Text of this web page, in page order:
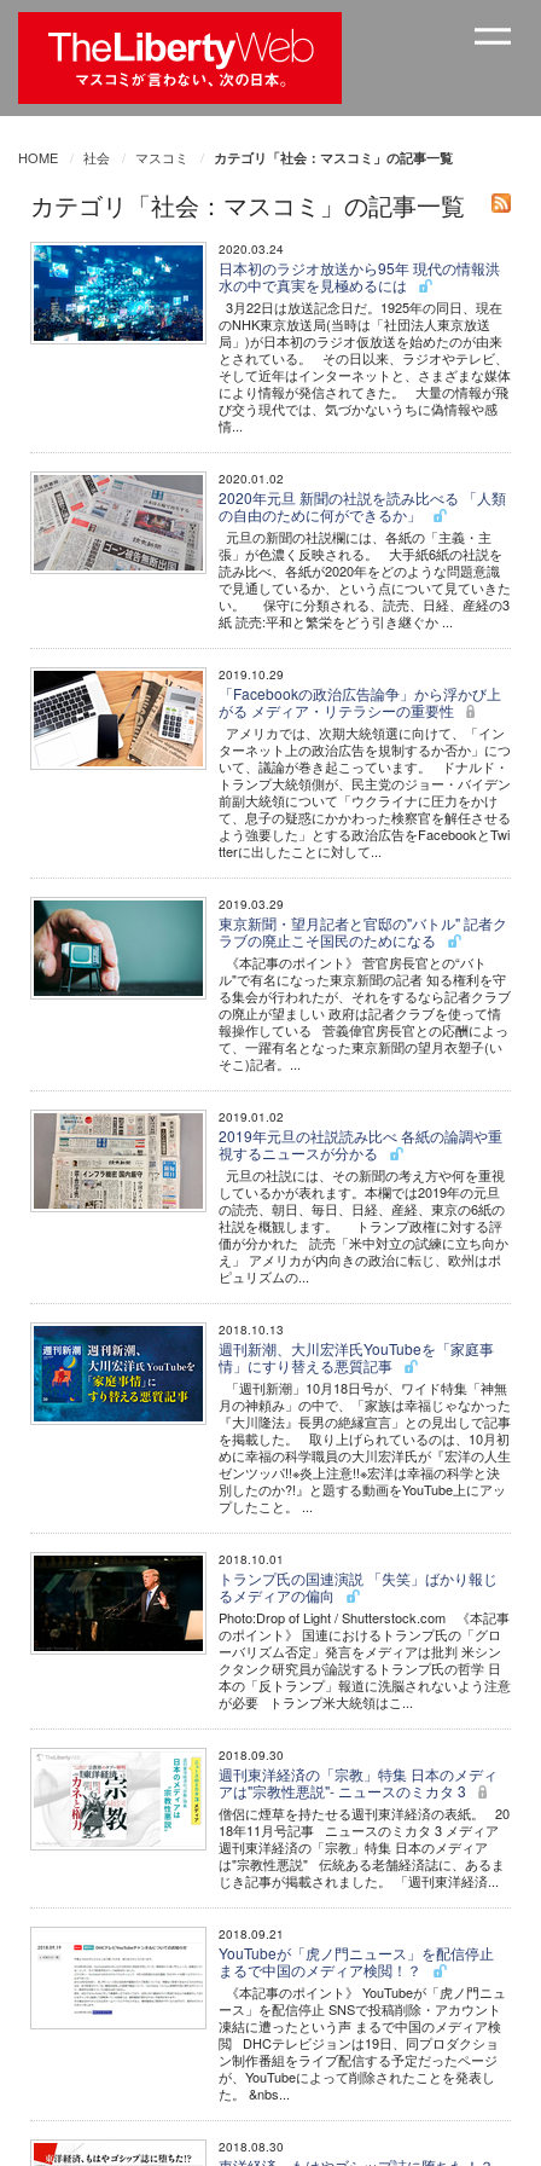
HOME 社会 マスコミ カテゴリ「社会：マスコミ」の記事一覧
カテゴリ「社会：マスコミ」の記事一覧
2020.03.24
日本初のラジオ放送から95年 現代の情報洪
水の中で真実を見極めるには
3月22日は放送記念日だ。1925年の同日、現在
のNHK東京放送局(当時は「社団法人東京放送
局」)が日本初のラジオ仮放送を始めたのが由来
とされている。 その日以来、ラジオやテレビ、
そして近年はインターネットと、さまざまな媒体
により情報が発信されてきた。 大量の情報が飛
び交う現代では、気づかないうちに偽情報や感
情...
2020.01.02
2020年元旦 新聞の社説を読み比べる 「人類
の自由のために何ができるか」
元旦の新聞の社説欄には、各紙の「主義・主
張」が色濃く反映される。 大手紙6紙の社説を
読み比べ、各紙が2020年をどのような問題意識
で見通しているか、という点について見ていきた
い。 保守に分類される、読売、日経、産経の3
紙 読売:平和と繁栄をどう引き継ぐか ...
2019.10.29
「Facebookの政治広告論争」から浮かび上
がる メディア・リテラシーの重要性
アメリカでは、次期大統領選に向けて、「イン
ターネット上の政治広告を規制するか否か」につ
いて、議論が巻き起こっています。 ドナルド・
トランプ大統領側が、民主党のジョー・バイデン
前副大統領について「ウクライナに圧力をかけ
て、息子の疑惑にかかわった検察官を解任させる
よう強要した」とする政治広告をFacebookとTwi
tterに出したことに対して...
2019.03.29
東京新聞・望月記者と官邸の"バトル" 記者ク
ラブの廃止こそ国民のためになる
《本記事のポイント》 菅官房長官との“バト
ル"で有名になった東京新聞の記者 知る権利を守
る集会が行われたが、それをするなら記者クラブ
の廃止が望ましい 政府は記者クラブを使って情
報操作している 菅義偉官房長官との応酬によっ
て、一躍有名となった東京新聞の望月衣塑子(い
そこ)記者。...
2019.01.02
2019年元旦の社説読み比べ 各紙の論調や重
視するニュースが分かる
元旦の社説には、その新聞の考え方や何を重視
しているかが表れます。本欄では2019年の元旦
の読売、朝日、毎日、日経、産経、東京の6紙の
社説を概観します。 トランプ政権に対する評
価が分かれた 読売「米中対立の試練に立ち向か
え」 アメリカが内向きの政治に転じ、欧州はポ
ピュリズムの...
2018.10.13
週刊新潮、大川宏洋氏YouTubeを「家庭事
情」にすり替える悪質記事
「週刊新潮」10月18日号が、ワイド特集「神無
月の神頼み」の中で、「家族は幸福じゃなかった
『大川隆法』長男の絶縁宣言」との見出しで記事
を掲載した。 取り上げられているのは、10月初
めに幸福の科学職員の大川宏洋氏が『宏洋の人生
ゼンツッパ!!※炎上注意!!※宏洋は幸福の科学と決
別したのか?!』と題する動画をYouTube上にアッ
プしたこと。 ...
2018.10.01
トランプ氏の国連演説 「失笑」ばかり報じ
るメディアの偏向
Photo:Drop of Light / Shutterstock.com 《本記事
のポイント》 国連におけるトランプ氏の「グロ
ーバリズム否定」発言をメディアは批判 米シン
クタンク研究員が論説するトランプ氏の哲学 日
本の「反トランプ」報道に洗脳されないよう注意
が必要 トランプ米大統領はこ...
2018.09.30
週刊東洋経済の「宗教」特集 日本のメディ
アは"宗教性悪説"- ニュースのミカタ 3
僧侶に煙草を持たせる週刊東洋経済の表紙。 20
18年11月号記事 ニュースのミカタ 3 メディア
週刊東洋経済の「宗教」特集 日本のメディア
は"宗教性悪説" 伝統ある老舗経済誌に、あるま
じき記事が掲載されました。 「週刊東洋経済...
2018.09.21
YouTubeが「虎ノ門ニュース」を配信停止
まるで中国のメディア検閲！？
《本記事のポイント》 YouTubeが「虎ノ門ニュ
ース」を配信停止 SNSで投稿削除・アカウント
凍結に遭ったという声 まるで中国のメディア検
閲 DHCテレビジョンは19日、同プロダクショ
ン制作番組をライブ配信する予定だったページ
が、YouTubeによって削除されたことを発表し
た。 &nbs...
2018.08.30